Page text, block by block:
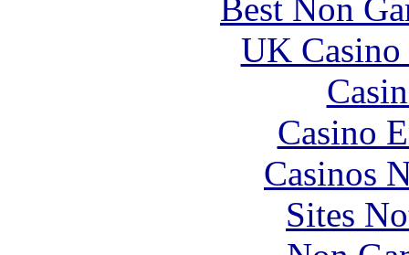
Best Non
UK
Casino
Casinos
Sites